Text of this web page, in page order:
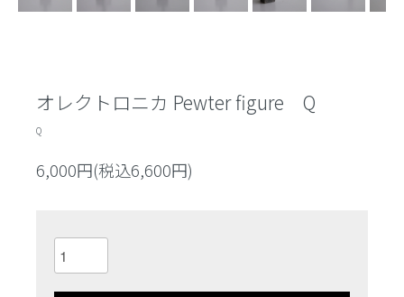
オレクトロニカ Pewter figure Q
Q
6,000円(税込6,600円)